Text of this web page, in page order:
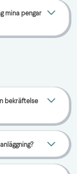
mina pengar
bekräftelse